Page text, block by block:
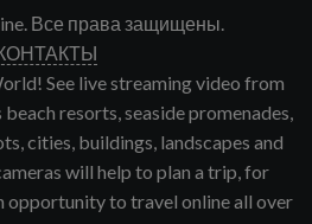
Все права защищены.
See live streaming video from
resorts, seaside promenades,
cities, buildings, landscapes and
will help to plan a trip, for
opportunity to travel online all over